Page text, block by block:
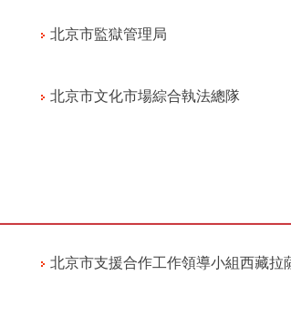
北京市監獄管理局
北京市文化市場綜合執法總隊
北京市支援合作工作領導小組西藏拉